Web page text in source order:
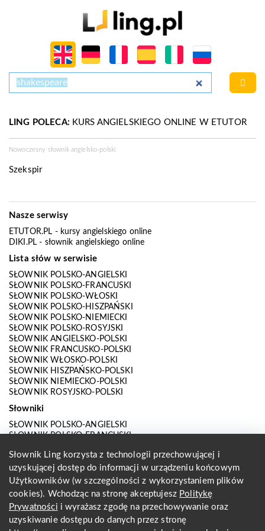
LING POLECA: KURS ANGIELSKIEGO ONLINE W ETUTOR
Nowoczesny słownik angielsko-polski
Szekspir
Nasze serwisy
ETUTOR.PL - kursy angielskiego online
DIKI.PL - słownik angielskiego online
Lista słów w serwisie
SŁOWNIK POLSKO-ANGIELSKI
SŁOWNIK POLSKO-FRANCUSKI
SŁOWNIK POLSKO-WŁOSKI
SŁOWNIK POLSKO-HISZPAŃSKI
SŁOWNIK POLSKO-NIEMIECKI
SŁOWNIK POLSKO-ROSYJSKI
SŁOWNIK ANGIELSKO-POLSKI
SŁOWNIK FRANCUSKO-POLSKI
SŁOWNIK WŁOSKO-POLSKI
SŁOWNIK HISZPAŃSKO-POLSKI
SŁOWNIK NIEMIECKO-POLSKI
SŁOWNIK ROSYJSKO-POLSKI
Słowniki
SŁOWNIK POLSKO-ANGIELSKI
SŁOWNIK POLSKO-FRANCUSKI
SŁOWNIK POLSKO-HISZPAŃSKI
SŁOWNIK POLSKO-NIEMIECKI
SŁOWNIK POLSKO-ROSYJSKI
SŁOWNIK ANGIELSKO-POLSKI
SŁOWNIK FRANCUSKO-POLSKI
SŁOWNIK WŁOSKO-POLSKI
SŁOWNIK HISZPAŃSKO-POLSKI
Słownik Ling korzysta z technologii przechowującej i
uzyskującej dostęp do informacji w urządzeniu końcowym
Użytkowników (w szczególności z wykorzystaniem plików
cookies). Wchodząc na stronę akceptujesz Politykę
Prywatności i wyrażasz zgodę na przechowywanie oraz
uzyskiwanie dostępu do danych przez stronę